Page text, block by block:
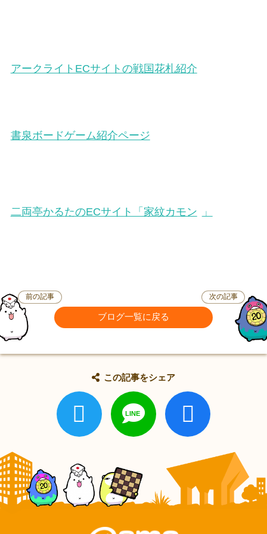
アークライトECサイトの戦国花札紹介
書泉ボードゲーム紹介ページ
二両亭かるたのECサイト「家紋カモン 」
前の記事
ブログ一覧に戻る
次の記事
この記事をシェア